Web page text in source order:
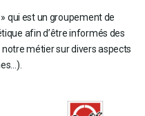
qui est un groupement de
afin d’être informés des
métier sur divers aspects